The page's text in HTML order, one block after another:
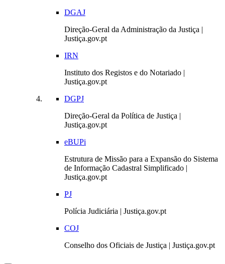
DGAJ
Direção-Geral da Administração da Justiça |
Justiça.gov.pt
IRN
Instituto dos Registos e do Notariado |
Justiça.gov.pt
DGPJ
Direção-Geral da Política de Justiça |
Justiça.gov.pt
eBUPi
Estrutura de Missão para a Expansão do Sistema
de Informação Cadastral Simplificado |
Justiça.gov.pt
PJ
Polícia Judiciária | Justiça.gov.pt
COJ
Conselho dos Oficiais de Justiça | Justiça.gov.pt